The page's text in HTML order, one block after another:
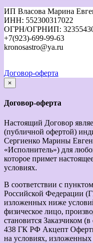
ИП Власова Марина
ИНН: 552300317022
ОГРН/ОГРНИП:
+7(923)-699-99-63
kronosastro@ya.ru
Договор-оферта
×
закрыть
Договор-оферта
Настоящий Договор
(публичной офертой)
Сергиенко Марины
«Исполнитель») для
которое примет
условиях.
В соответствии с
Российской Федерации
изложенных ниже
физическое лицо,
становится Заказчиком
438 ГК РФ Акцепт
на условиях,